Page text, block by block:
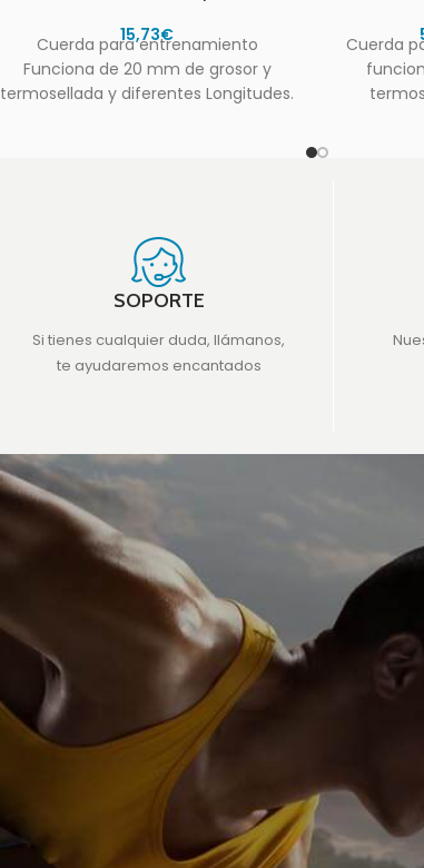
15,73€
Cuerda para entrenamiento
Funciona de 20 mm de grosor y
termosellada y diferentes Longitudes.
Cuerda
SOPORTE
Si tienes cualquier duda, llámanos,
te ayudaremos encantados